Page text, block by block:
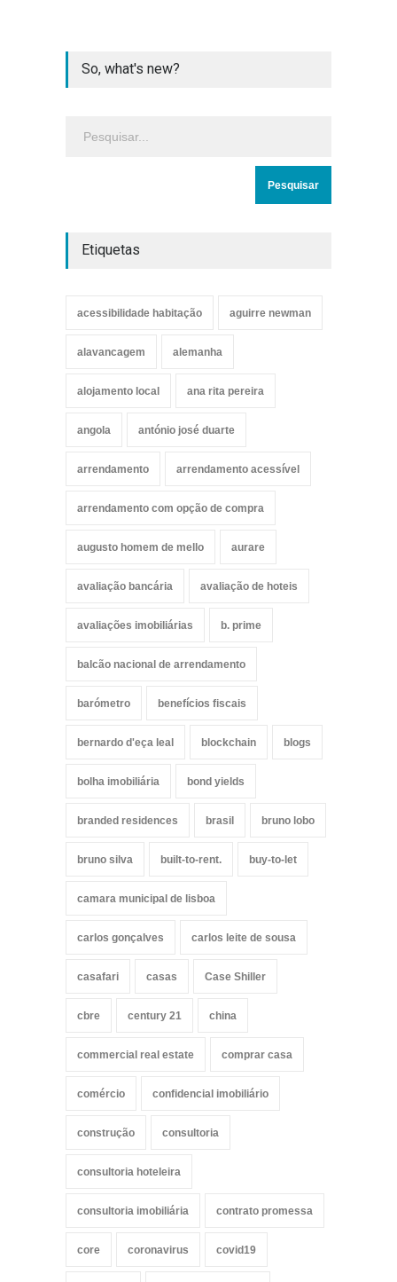
So, what's new?
Etiquetas
acessibilidade habitação aguirre newman
alavancagem alemanha
alojamento local ana rita pereira
angola antónio josé duarte
arrendamento arrendamento acessível
arrendamento com opção de compra
augusto homem de mello aurare
avaliação bancária avaliação de hoteis
avaliações imobiliárias b. prime
balcão nacional de arrendamento
barómetro benefícios fiscais
bernardo d'eça leal blockchain blogs
bolha imobiliária bond yields
branded residences brasil bruno lobo
bruno silva built-to-rent. buy-to-let
camara municipal de lisboa
carlos gonçalves carlos leite de sousa
casafari casas Case Shiller
cbre century 21 china
commercial real estate comprar casa
comércio confidencial imobiliário
construção consultoria
consultoria hoteleira
consultoria imobiliária contrato promessa
core coronavirus covid19